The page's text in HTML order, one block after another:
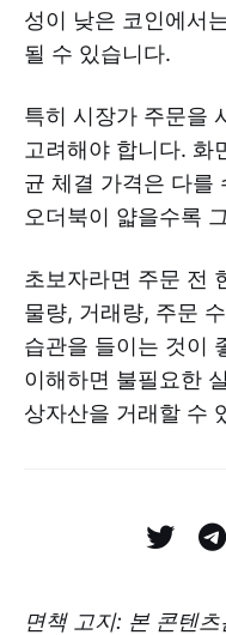
성이 낮은 코인에서
될 수 있습니다.
특히 시장가 주문을
고려해야 합니다. 화
균 체결 가격은 다를
오더북이 얇을수록
초보자라면 주문 전
물량, 거래량, 주문
습관을 들이는 것이
이해하면 불필요한
상자산을 거래할 수
면책 고지: 본 콘텐